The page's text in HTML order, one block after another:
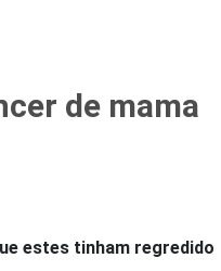
de mama
estes tinham regredido